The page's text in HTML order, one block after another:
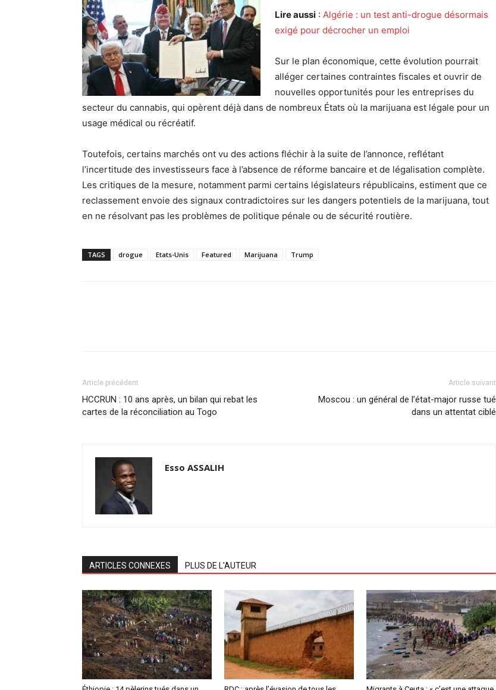
Lire aussi : Algérie : un test anti-drogue désormais
exigé pour décrocher un emploi
Sur le plan économique, cette évolution pourrait
alléger certaines contraintes fiscales et ouvrir de
nouvelles opportunités pour les entreprises du
secteur du cannabis, qui opèrent déjà dans de nombreux États où la marijuana est légale pour un
usage médical ou récréatif.
Toutefois, certains marchés ont vu des actions fléchir à la suite de l’annonce, reflétant
l’incertitude des investisseurs face à l’absence de réforme bancaire et de légalisation complète.
Les critiques de la mesure, notamment parmi certains législateurs républicains, estiment que ce
reclassement envoie des signaux contradictoires sur les dangers potentiels de la marijuana, tout
en ne résolvant pas les problèmes de politique pénale ou de sécurité routière.
TAGS drogue Etats-Unis Featured Marijuana Trump
Article précédent
HCCRUN : 10 ans après, un bilan qui rebat les
cartes de la réconciliation au Togo
Article suivant
Moscou : un général de l’état-major russe tué
dans un attentat ciblé
Esso ASSALIH
ARTICLES CONNEXES PLUS DE L'AUTEUR